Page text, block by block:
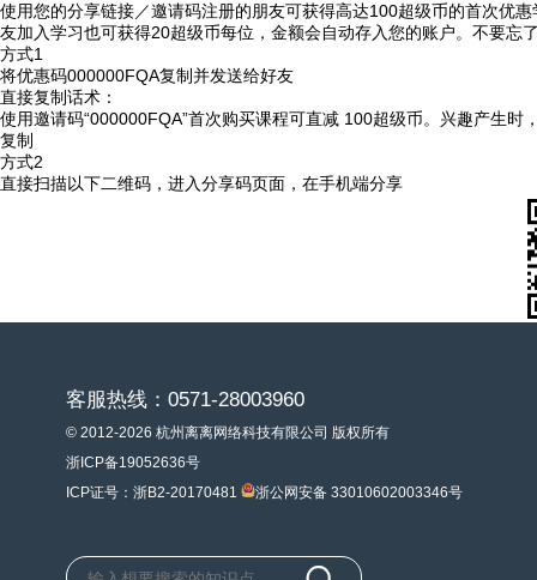
使用您的分享链接／邀请码注册的朋友可获得高达100超级币的首次优
友加入学习也可获得20超级币每位，金额会自动存入您的账户。不要忘
方式1
将优惠码000000FQA复制并发送给好友
直接复制话术：
使用邀请码“000000FQA”首次购买课程可直减 100超级币。兴趣产生时
复制
方式2
直接扫描以下二维码，进入分享码页面，在手机端分享
客服热线：0571-28003960
© 2012-2026 杭州离离网络科技有限公司 版权所有
浙ICP备19052636号
ICP证号：浙B2-20170481
浙公网安备 33010602003346号